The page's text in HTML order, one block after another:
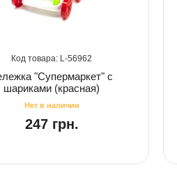
56962
"Супермаркет" с
шариками (красная)
247 грн.